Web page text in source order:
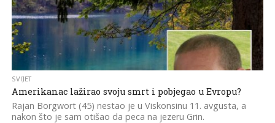
SVIJET
Amerikanac lažirao svoju smrt i pobjegao u Evropu?
Rajan Borgwort (45) nestao je u Viskonsinu 11. avgusta, a
nakon što je sam otišao da peca na jezeru Grin.